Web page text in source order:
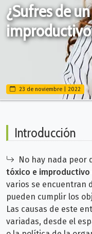
¿Sufres de
23 de noviembre | 2022
Introducción
No hay nada peor
tóxico e improductivo
varios se encuentran
pueden cumplir los
Las causas de este
variadas, desde el